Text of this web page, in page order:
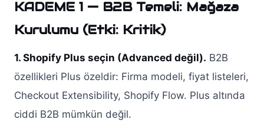
KADEME 1 — B2B Temeli: Mağaza
Kurulumu (Etki: Kritik)
1. Shopify Plus seçin (Advanced değil). B2B
özellikleri Plus özeldir: Firma modeli, fiyat listeleri,
Checkout Extensibility, Shopify Flow. Plus altında
ciddi B2B mümkün değil.